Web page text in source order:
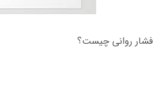
فشار روانی چیست؟